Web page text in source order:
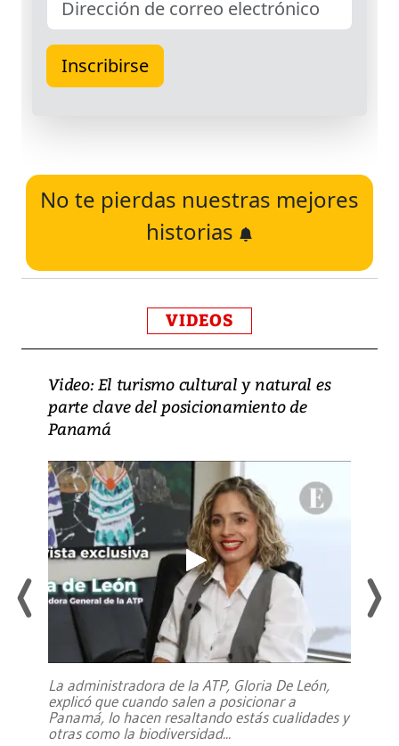
No te pierdas nuestras mejores
historias
VIDEOS
Video: El turismo cultural y natural es
parte clave del posicionamiento de
Panamá
La administradora de la ATP, Gloria De León,
explicó que cuando salen a posicionar a
Panamá, lo hacen resaltando estás cualidades y
otras como la biodiversidad...